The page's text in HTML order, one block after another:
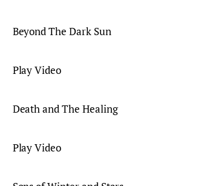
Beyond The Dark Sun
Play Video
Death and The Healing
Play Video